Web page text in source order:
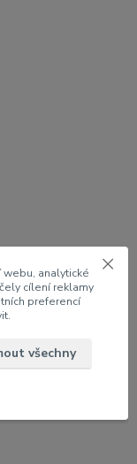
webu, analytické
cílení reklamy
preferencí
všechny